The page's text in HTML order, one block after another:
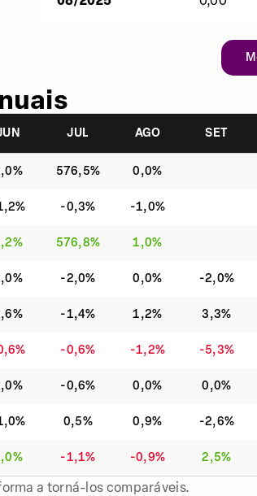
JUL AGO SET
576,5% 0,0%
-0,3% -1,0%
576,8% 1,0%
-2,0% 0,0% -2,0%
-1,4% 1,2% 3,3%
-0,6% -1,2% -5,3%
-0,6% 0,0% 0,0%
0,5% 0,9% -2,6%
-1,1% -0,9% 2,5%
a torná-los comparáveis.